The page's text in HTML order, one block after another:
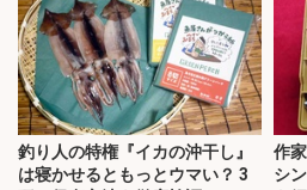
釣り人の特権『イカの沖干し』
は寝かせるともっとウマい？ 3
作
シ